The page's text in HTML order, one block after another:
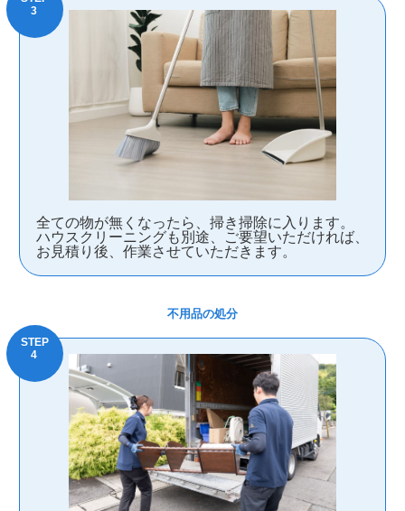
全ての物が無くなったら、掃き掃除に入ります。
ハウスクリーニングも別途、ご要望いただければ、
お見積り後、作業させていただきます。
不用品の処分